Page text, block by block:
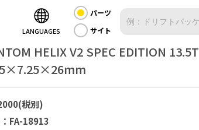
LANGUAGES
パーツ
サイト
HELIX V2 SPEC EDITION 13.5T
税別)
FA-18913